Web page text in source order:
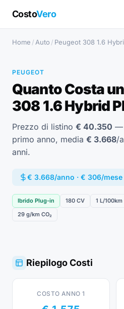
CostoVero
Home / Auto / Peugeot 308 1.6
PEUGEOT
Quanto Costa
308 1.6 Hybrid
Prezzo di listino € 40.350 —
primo anno, media € 3.668/
anni.
€ 3.668/anno · € 306/mese
Ibrido Plug-in 180 CV 1 L/100km
29 g/km CO₂
Riepilogo Costi
COSTO ANNO 1